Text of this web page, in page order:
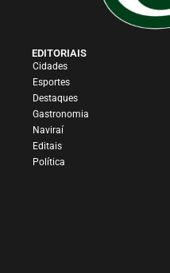
EDITORIAIS
Cidades
Esportes
Destaques
Gastronomia
Naviraí
Editais
Política